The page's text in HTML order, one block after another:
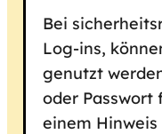
Bei
Log-ins,
genutzt
oder Passwort
einem